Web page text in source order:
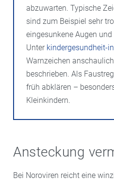
abzuwarten. Typische
sind zum Beispiel sehr
eingesunkene Augen
Unter kindergesundheit-
Warnzeichen
beschrieben. Als
früh abklären –
Kleinkindern.
Ansteckung
Bei Noroviren reicht eine